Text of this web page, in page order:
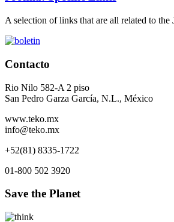
A selection of links that are all related to the
Contacto
Rio Nilo 582-A 2 piso
San Pedro Garza García, N.L., México
www.teko.mx
info@teko.mx
+52(81) 8335-1722
01-800 502 3920
Save the Planet